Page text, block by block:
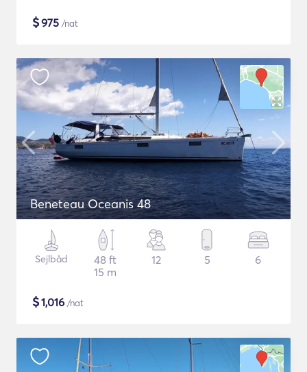
$975 /nat
Beneteau Oceanis 48
Sejlbåd
48 ft
15 m
12 5 6
$1,016 /nat